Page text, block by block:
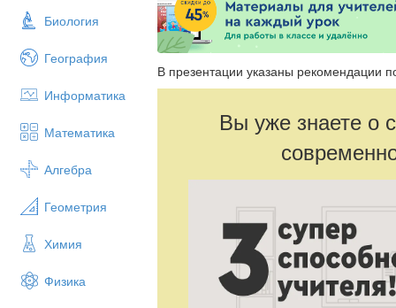
Биология
География
Информатика
Математика
Алгебра
Геометрия
Химия
Физика
В презентации указаны рекомендации
Вы уже знаете о